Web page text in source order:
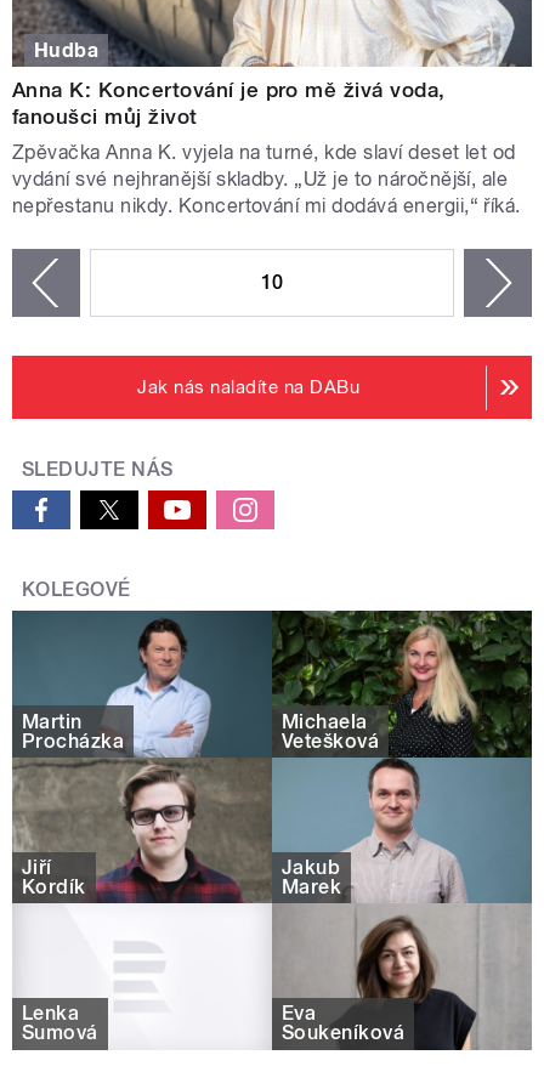
Hudba
Anna K: Koncertování je pro mě živá voda,
fanoušci můj život
Zpěvačka Anna K. vyjela na turné, kde slaví deset let od
vydání své nejhranější skladby. „Už je to náročnější, ale
nepřestanu nikdy. Koncertování mi dodává energii,“ říká.
10
Jak nás naladíte na DABu
SLEDUJTE NÁS
KOLEGOVÉ
Martin
Procházka
Michaela
Vetešková
Jiří
Kordík
Jakub
Marek
Lenka
Šumová
Eva
Soukeníková